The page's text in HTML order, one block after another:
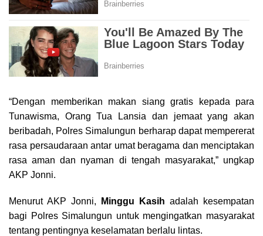
“Dengan memberikan makan siang gratis kepada para
Tunawisma, Orang Tua Lansia dan jemaat yang akan
beribadah, Polres Simalungun berharap dapat mempererat
rasa persaudaraan antar umat beragama dan menciptakan
rasa aman dan nyaman di tengah masyarakat,” ungkap
AKP Jonni.
Menurut AKP Jonni, Minggu Kasih adalah kesempatan
bagi Polres Simalungun untuk mengingatkan masyarakat
tentang pentingnya keselamatan berlalu lintas.